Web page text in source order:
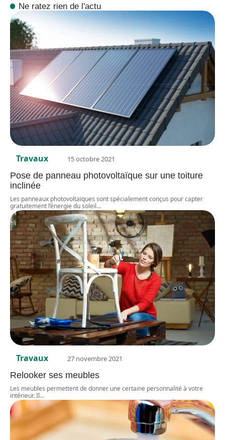
Ne ratez rien de l'actu
Travaux 15 octobre 2021
Pose de panneau photovoltaïque sur une toiture
inclinée
Les panneaux photovoltaïques sont spécialement conçus pour capter
gratuitement l’énergie du soleil…
Travaux 27 novembre 2021
Relooker ses meubles
Les meubles permettent de donner une certaine personnalité à votre
intérieur. Il…